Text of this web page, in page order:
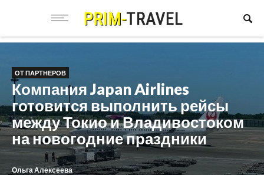
ОТ ПАРТНЕРОВ
Компания Japan Airlines
готовится выполнить рейсы
между Токио и Владивостоком
на новогодние праздники
Ольга Алексеева